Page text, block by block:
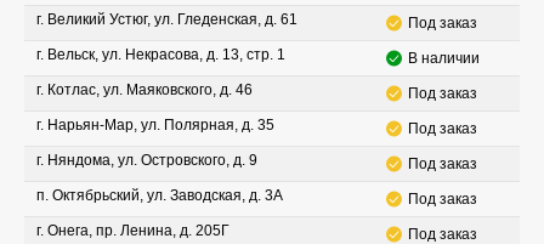
г. Великий Устюг, ул. Гледенская, д. 61
Под заказ
г. Вельск, ул. Некрасова, д. 13, стр. 1
В наличии
г. Котлас, ул. Маяковского, д. 46
Под заказ
г. Нарьян-Мар, ул. Полярная, д. 35
Под заказ
г. Няндома, ул. Островского, д. 9
Под заказ
п. Октябрьский, ул. Заводская, д. 3А
Под заказ
г. Онега, пр. Ленина, д. 205Г
Под заказ